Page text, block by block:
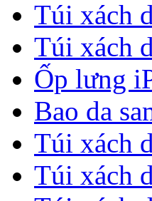
Túi xách
Túi xách
Ốp lưng
Bao da
Túi xách
Túi xách